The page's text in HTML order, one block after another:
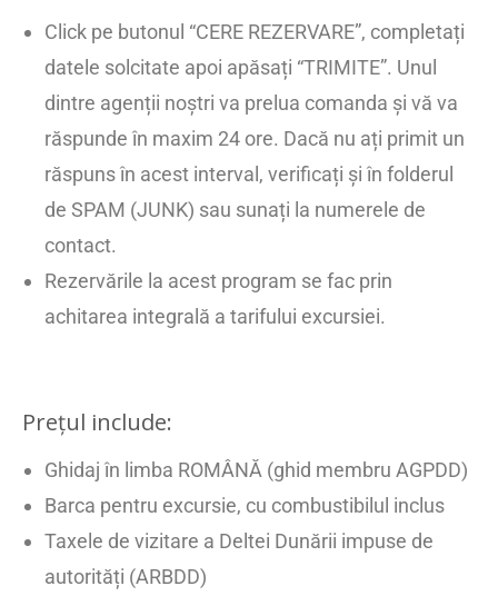
Click pe butonul “CERE REZERVARE”, completați
datele solcitate apoi apăsați “TRIMITE”. Unul
dintre agenții noștri va prelua comanda și vă va
răspunde în maxim 24 ore. Dacă nu ați primit un
răspuns în acest interval, verificați și în folderul
de SPAM (JUNK) sau sunați la numerele de
contact.
Rezervările la acest program se fac prin
achitarea integrală a tarifului excursiei.
Prețul include:
Ghidaj în limba ROMÂNĂ (ghid membru AGPDD)
Barca pentru excursie, cu combustibilul inclus
Taxele de vizitare a Deltei Dunării impuse de
autorități (ARBDD)